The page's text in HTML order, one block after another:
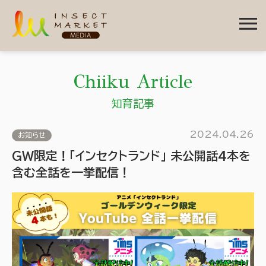
menu
Chiiku Article
知育記事
お知らせ 2024.04.26
GW限定！「インセクトランド」 未公開話4本を
含む全話を一挙配信！